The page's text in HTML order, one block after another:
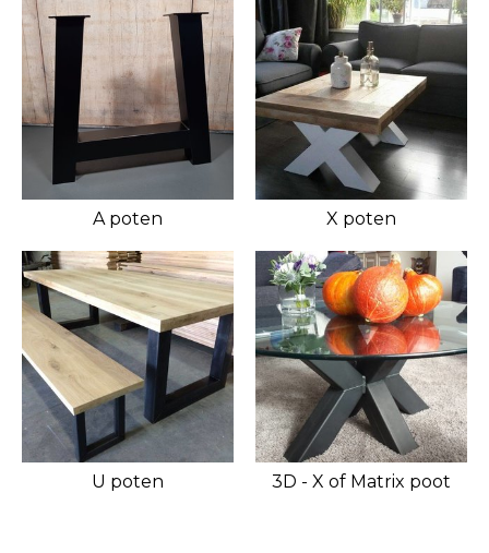
A poten X poten
U poten 3D - X of Matrix poot